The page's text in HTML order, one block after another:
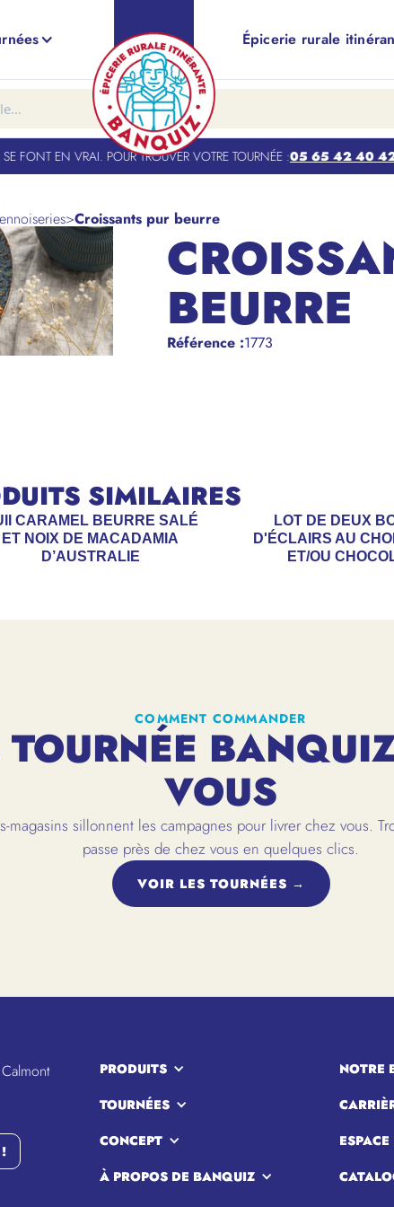
Épicerie rurale
EN VRAI. POUR TROUVER VOTRE TOURNÉE :05 65 42 40 42-
>Croissants pur beurre
BEURRE
Référence :1773
SIMILAIRES
LOT DE DEUX
D'ÉCLAIRS AU
ET/OU
CARAMEL BEURRE SALÉ
ET NOIX DE MACADAMIA
D’AUSTRALIE
COMMENT COMMANDER
VOUS
magasins sillonnent les campagnes pour livrer chez vous.
passe près de chez vous en quelques clics.
VOIR LES TOURNÉES →
PRODUITS
TOURNÉES
CONCEPT
À PROPOS DE BANQUIZ
NOTRE
ESPACE